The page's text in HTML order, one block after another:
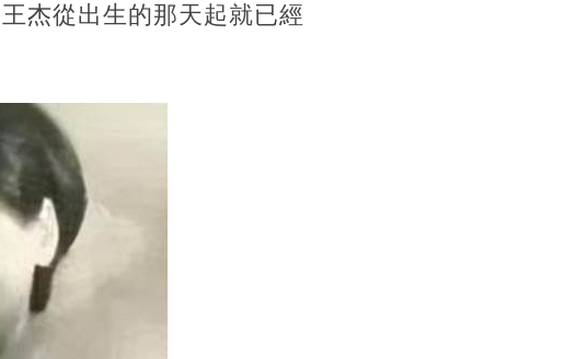
杰從出生的那天起就已經